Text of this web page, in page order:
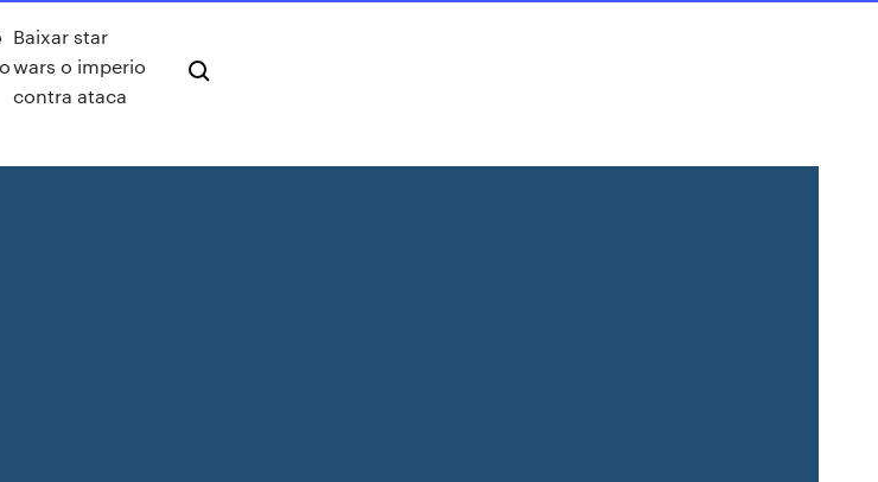
Baixar star
wars o imperio
contra ataca